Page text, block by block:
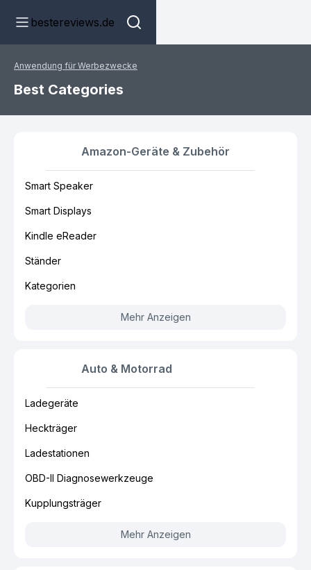
bestereviews.de
Anwendung für Werbezwecke
Best Categories
Amazon-Geräte & Zubehör
Smart Speaker
Smart Displays
Kindle eReader
Ständer
Kategorien
Mehr Anzeigen
Auto & Motorrad
Ladegeräte
Heckträger
Ladestationen
OBD-II Diagnosewerkzeuge
Kupplungsträger
Mehr Anzeigen